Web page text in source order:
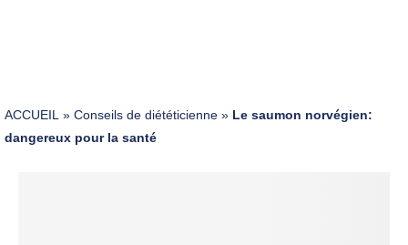
ACCUEIL » Conseils de diététicienne » Le saumon norvégien:
dangereux pour la santé